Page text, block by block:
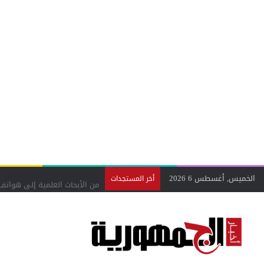
الخميس, أغسطس 6 2026 أخر المستجدات من الأبحاث العلمية إلى